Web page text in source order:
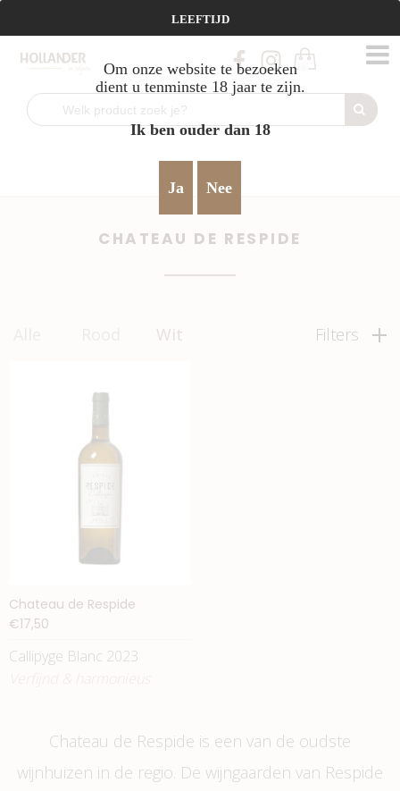
Vanaf €95 gratis verzending!
Chateau de Respide
CHATEAU DE RESPIDE
Wit Filters
Chateau de Respide
€17,50
Callipyge Blanc 2023
Chateau de Respide is een van de oudste
wijnhuizen in de regio. De wijngaarden van Respide
LEEFTIJD
Om onze website te bezoeken
dient u tenminste 18 jaar te zijn.
Ik ben ouder dan 18
Ja Nee